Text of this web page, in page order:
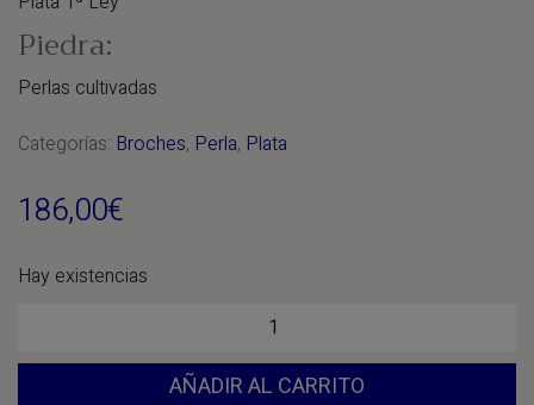
Piedra:
Perlas cultivadas
Categorías: Broches, Perla, Plata
186,00€
Hay existencias
«Perlas»
AÑADIR AL CARRITO